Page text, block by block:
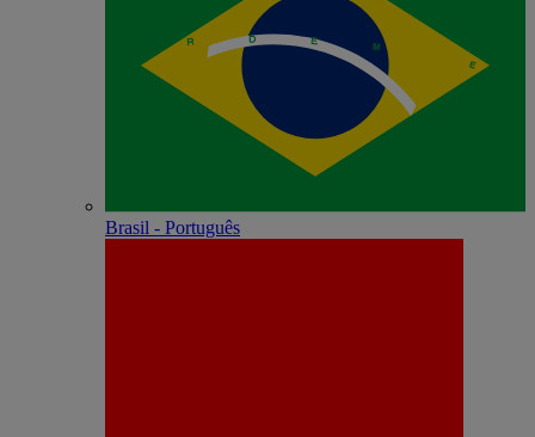
Brasil - Português